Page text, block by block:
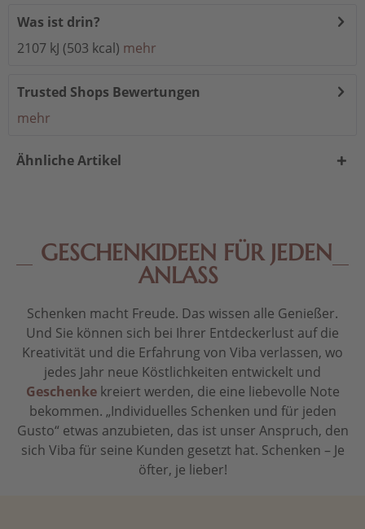
Was ist drin?
2107 kJ (503 kcal) mehr
Trusted Shops Bewertungen
mehr
Ähnliche Artikel
GESCHENKIDEEN FÜR JEDEN
ANLASS
Schenken macht Freude. Das wissen alle Genießer.
Und Sie können sich bei Ihrer Entdeckerlust auf die
Kreativität und die Erfahrung von Viba verlassen, wo
jedes Jahr neue Köstlichkeiten entwickelt und
Geschenkekreiert werden, die eine liebevolle Note
bekommen. „Individuelles Schenken und für jeden
Gusto“ etwas anzubieten, das ist unser Anspruch, den
sich Viba für seine Kunden gesetzt hat. Schenken – Je
öfter, je lieber!